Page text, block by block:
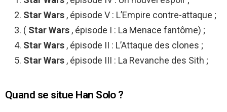
Star Wars , épisode V : L’Empire contre-attaque ;
( Star Wars , épisode I : La Menace fantôme) ;
Star Wars , épisode II : L’Attaque des clones ;
Star Wars , épisode III : La Revanche des Sith ;
Quand se situe Han Solo ?